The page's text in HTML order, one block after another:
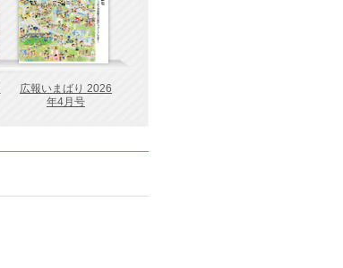
広報いまばり 2026
年4月号